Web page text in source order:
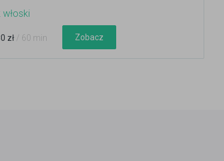
włoski
zł / 60 min Zobacz